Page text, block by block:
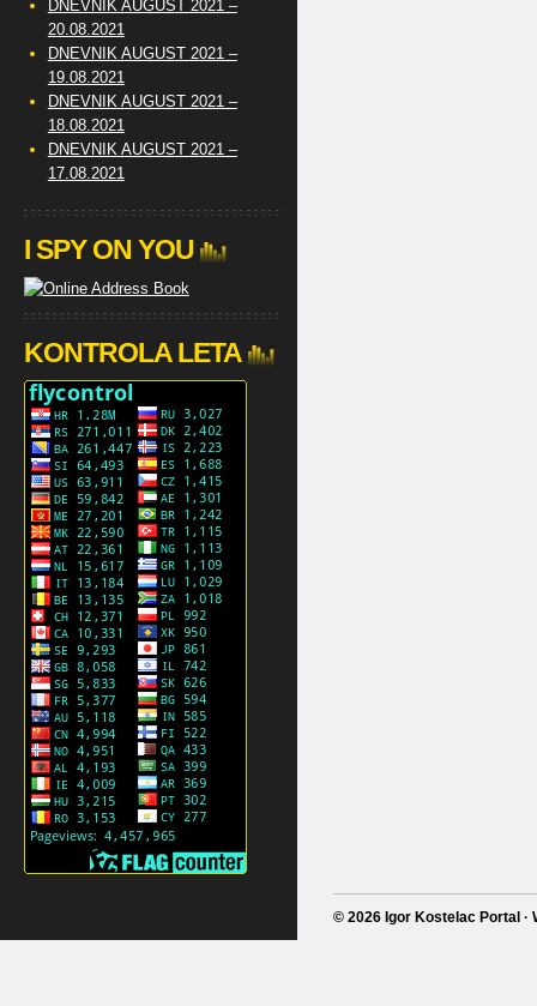
DNEVNIK AUGUST 2021 –
20.08.2021
DNEVNIK AUGUST 2021 –
19.08.2021
DNEVNIK AUGUST 2021 –
18.08.2021
DNEVNIK AUGUST 2021 –
17.08.2021
I SPY ON YOU
KONTROLA LETA
© 2026 Igor Kostelac Portal